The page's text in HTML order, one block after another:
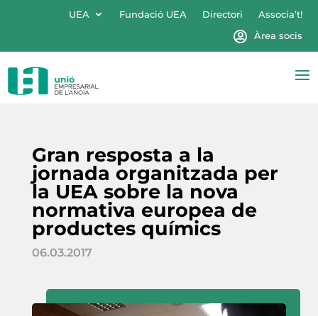
UEA Fundació UEA Directori
Associa’t!
Àrea socis
Gran resposta a la
jornada organitzada per
la UEA sobre la nova
normativa europea de
productes químics
06.03.2017